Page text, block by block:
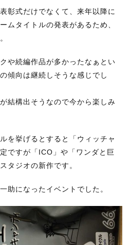
彰式だけでなくて、来年以降に
ムタイトルの発表があるため、
や続編作品が多かったなぁとい
傾向は継続しそうな感じでし
結構出そうなので今から楽しみ
を挙げるとすると「ウィッチャ
ですが「ICO」や「ワンダと巨
タジオの新作です。
助になったイベントでした。